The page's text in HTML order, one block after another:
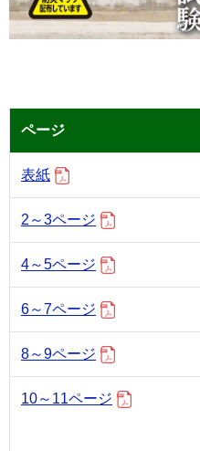
ページ
表紙
2～3ページ
4～5ページ
6～7ページ
8～9ページ
10～11ページ